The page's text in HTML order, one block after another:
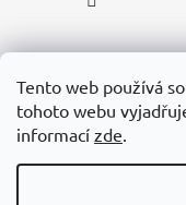
Tento web používá
tohoto webu
informací zde.